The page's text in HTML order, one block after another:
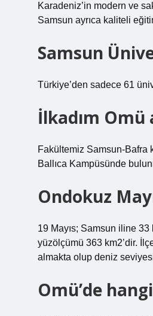
Karadeniz’in modern ve
Samsun ayrıca kaliteli
Samsun
Türkiye’den sadece 61
İlkadım Omü
Fakültemiz Samsun-Bafra
Ballıca Kampüsünde
Ondokuz
19 Mayıs; Samsun iline
yüzölçümü 363 km2’dir.
almakta olup deniz
Omü’de